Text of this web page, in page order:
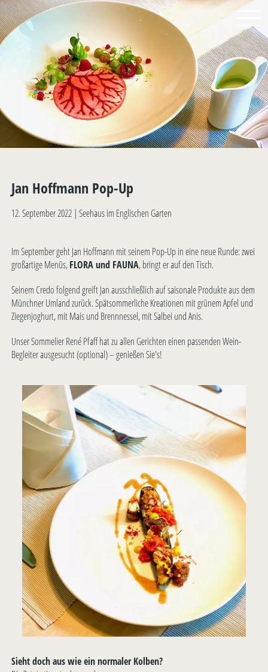
Jan Hoffmann Pop-Up
12. September 2022 | Seehaus im Englischen Garten
Im September geht Jan Hoffmann mit seinem Pop-Up in eine neue Runde: zwei
großartige Menüs,FLORA und FAUNA, bringt er auf den Tisch.
Seinem Credo folgend greift Jan ausschließlich auf saisonale Produkte aus dem
Münchner Umland zurück. Spätsommerliche Kreationen mit grünem Apfel und
Ziegenjoghurt, mit Mais und Brennnessel, mit Salbei und Anis.
Unser Sommelier René Pfaff hat zu allen Gerichten einen passenden Wein-
Begleiter ausgesucht (optional) – genießen Sie's!
Sieht doch aus wie ein normaler Kolben?